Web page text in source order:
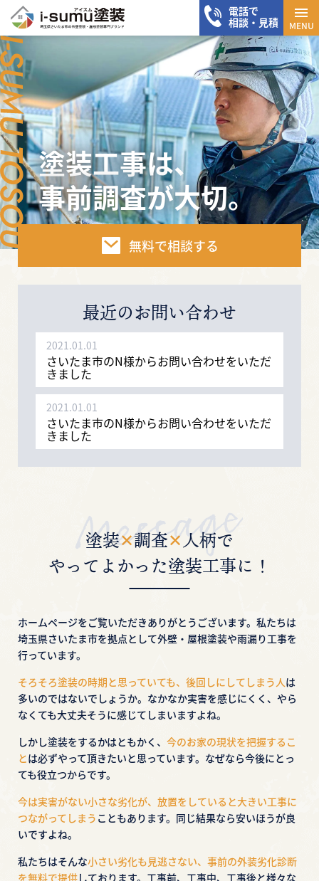
電話で
相談・見積
メ
MENU
塗装工事は、
事前調査が大切。
無料で相談する
最近のお問い合わせ
2021.01.01
さいたま市のN様からお問い合わせをいただ
きました
2021.01.01
さいたま市のN様からお問い合わせをいただ
きました
2021.01.01
2021.01.01
さいたま市のN様からお問い合わせをいただ
きました
きました
塗装✕調査✕人柄で
やってよかった塗装工事に！
ホームページをご覧いただきありがとうございます。 私たちは
埼玉県さいたま市を拠点として外壁・屋根塗装や雨漏り工事を
行っています。
そろそろ塗装の時期と思っていても、後回しにしてしまう人は
多いのではないでしょうか。 なかなか実害を感じにくく、やら
なくても大丈夫そうに感じてしまいますよね。
しかし塗装をするかはともかく、 今のお家の現状を把握するこ
とは必ずやって頂きたいと思っています。 なぜなら今後にとっ
ても役立つからです。
今は実害がない小さな劣化が、放置をしていると大きい工事に
つながってしまう こともあります。 同じ結果なら安いほうが良
いですよね。
私たちはそんな小さい劣化も見逃さない、事前の外装劣化診断
を無料で提供しております。 工事前、工事中、工事後と様々な